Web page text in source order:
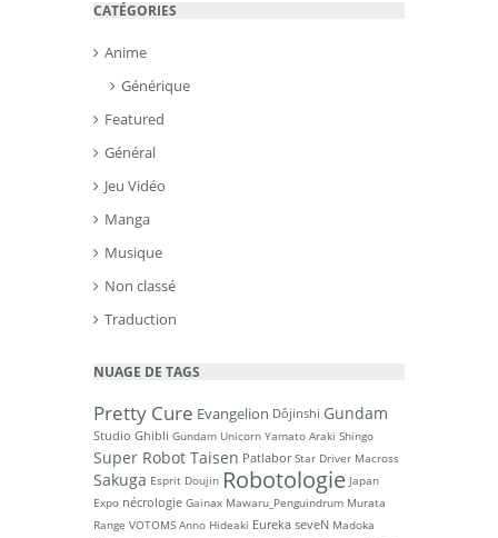
CATÉGORIES
Anime
Générique
Featured
Général
Jeu Vidéo
Manga
Musique
Non classé
Traduction
NUAGE DE TAGS
Pretty Cure Evangelion Dôjinshi Gundam
Studio Ghibli Gundam Unicorn Yamato Araki Shingo
Super Robot Taisen Patlabor Star Driver Macross
Sakuga Esprit Doujin Robotologie Japan
Expo nécrologie Gainax Mawaru_Penguindrum Murata
Range VOTOMS Anno Hideaki Eureka seveN Madoka